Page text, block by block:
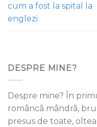
DESPRE MINE?
Despre mine? În
româncã mândrã,
presus de toate,
cum a fost la spital la
englezi